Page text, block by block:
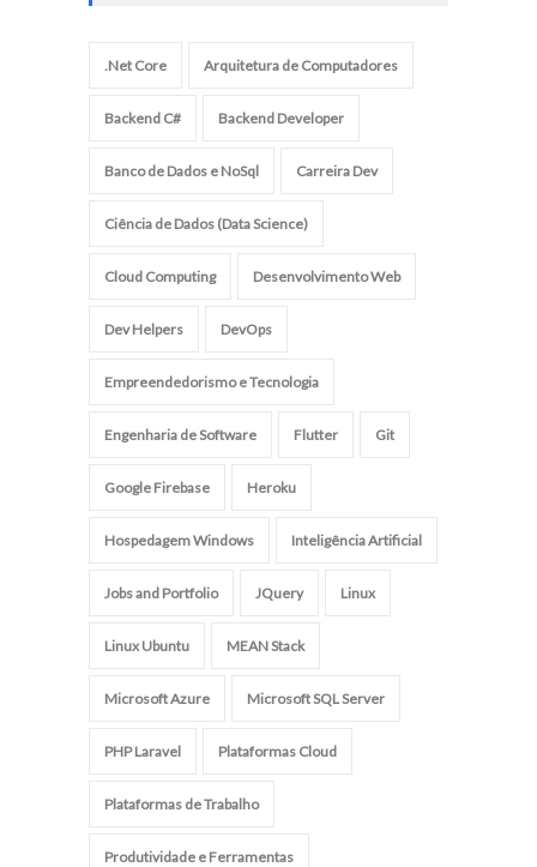
.Net Core Arquitetura de Computadores
Backend C# Backend Developer
Banco de Dados e NoSql Carreira Dev
Ciência de Dados (Data Science)
Cloud Computing Desenvolvimento Web
Dev Helpers DevOps
Empreendedorismo e Tecnologia
Engenharia de Software Flutter Git
Google Firebase Heroku
Hospedagem Windows Inteligência Artificial
Jobs and Portfolio JQuery Linux
Linux Ubuntu MEAN Stack
Microsoft Azure Microsoft SQL Server
PHP Laravel Plataformas Cloud
Plataformas de Trabalho
Produtividade e Ferramentas